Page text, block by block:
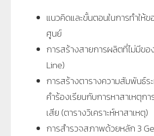
แนวคิดและขั้นตอนในการทำให้ข
ศูนย์
การสร้างสายการผลิตที่ไม่มีขอ
Line)
การสร้างตารางความสัมพันธ์ร
คำร้องเรียนกับการหาสาเหตุก
เสีย (ตารางวิเคราะห์หาสาเหตุ)
การสำรวจสภาพด้วยหลัก 3